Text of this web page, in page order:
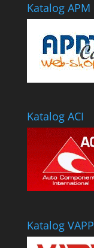
Katalog APM
Katalog ACI
Katalog VAPP